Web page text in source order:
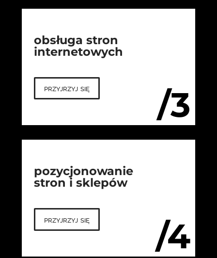
/3
obsługa stron
internetowych
przyjrzyj się
/4
pozycjonowanie
stron i sklepów
przyjrzyj się